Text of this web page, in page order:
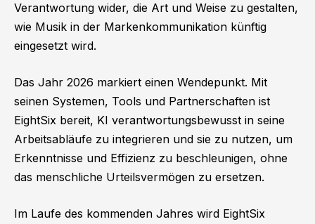
Verantwortung wider, die Art und Weise zu gestalten,
wie Musik in der Markenkommunikation künftig
eingesetzt wird.
Das Jahr 2026 markiert einen Wendepunkt. Mit
seinen Systemen, Tools und Partnerschaften ist
EightSix bereit, KI verantwortungsbewusst in seine
Arbeitsabläufe zu integrieren und sie zu nutzen, um
Erkenntnisse und Effizienz zu beschleunigen, ohne
das menschliche Urteilsvermögen zu ersetzen.
Im Laufe des kommenden Jahres wird EightSix